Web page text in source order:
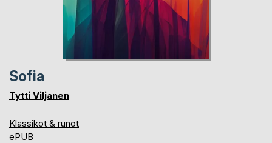
Sofia
Tytti Viljanen
Klassikot & runot
ePUB